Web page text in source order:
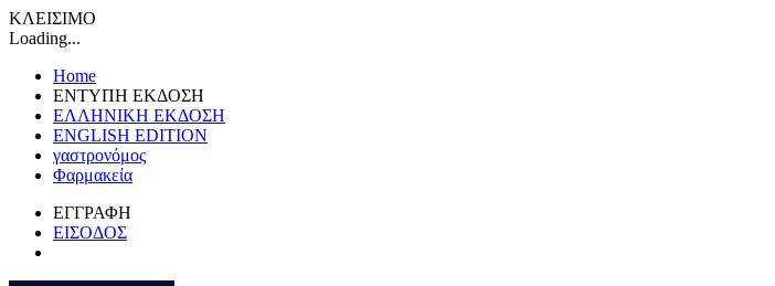
ΚΛΕΙΣΙΜΟ
Loading...
Home
ΕΝΤΥΠΗ ΕΚΔΟΣΗ
ΕΛΛΗΝΙΚΗ ΕΚΔΟΣΗ
ENGLISH EDITION
γαστρονόμος
Φαρμακεία
ΕΓΓΡΑΦΗ
ΕΙΣΟΔΟΣ